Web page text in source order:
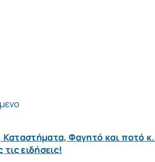
Φαγητό και ποτό
ειδήσεις!